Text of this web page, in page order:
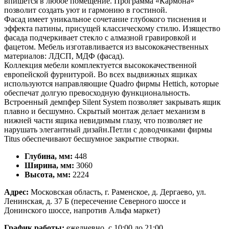
позволит создать уют и гармонию в гостиной.
Фасад имеет уникальное сочетание глубокого тиснения и
эффекта патины, присущей классическому стилю. Изящество
фасада подчеркивает стекло с алмазной гравировкой и
фацетом. Мебель изготавливается из высококачественных
материалов: ЛДСП, МДФ (фасад).
Коллекция мебели комплектуется высококачественной
европейской фурнитурой. Во всех выдвижных ящиках
используются направляющие Quadro фирмы Hettich, которые
обеспечат долгую превосходную функциональность.
Встроенный демпфер Silent System позволяет закрывать ящик
плавно и бесшумно. Скрытый монтаж делает механизм в
нижней части ящика невидимым глазу, что позволяет не
нарушать элегантный дизайн.Петли с доводчиками фирмы
Titus обеспечивают бесшумное закрытие створки.
Глубина, мм: 448
Ширина, мм: 3060
Высота, мм: 2224
Адрес: Московская область, г. Раменское, д. Дергаево, ул.
Ленинская, д. 37 Б (пересечение Северного шоссе и
Донинского шоссе, напротив Альфа маркет)